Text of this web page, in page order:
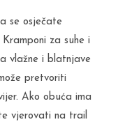
se osječate
za suhe i
vlažne i blatnjave
pretvoriti
Ako obuća ima
vjerovati na trail